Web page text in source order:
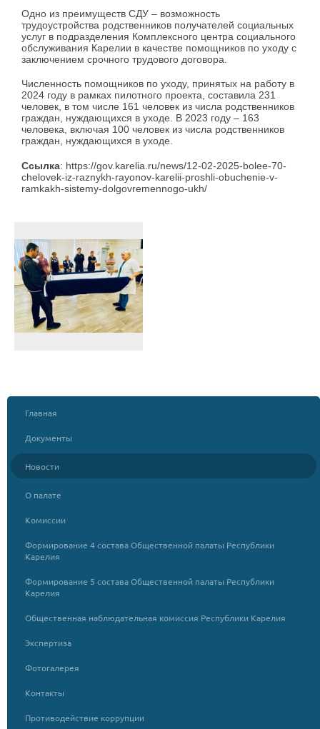
Одно из преимуществ СДУ – возможность
трудоустройства родственников получателей социальных
услуг в подразделения Комплексного центра социального
обслуживания Карелии в качестве помощников по уходу с
заключением срочного трудового договора.
Численность помощников по уходу, принятых на работу в
2024 году в рамках пилотного проекта, составила 231
человек, в том числе 161 человек из числа родственников
граждан, нуждающихся в уходе. В 2023 году – 163
человека, включая 100 человек из числа родственников
граждан, нуждающихся в уходе.
Ссылка: https://gov.karelia.ru/news/12-02-2025-bolee-70-
chelovek-iz-raznykh-rayonov-karelii-proshli-obuchenie-v-
ramkakh-sistemy-dolgovremennogo-ukh/
Главная
Документы
Новости
О палате
Комиссии
Формирование 4 состава Общественной палаты Республики
Карелия
Формирование 5 состава Общественной палаты Республики
Карелия
Общественная наблюдательная комиссия Республики Карелия
Экспертиза
Фотогалерея
Контакты
Противодействие коррупции